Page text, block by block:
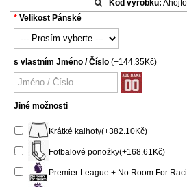
Kód výrobku:
Velikost Pánské
s vlastním Jméno / Číslo (+144.35Kč)
Jiné možnosti
Krátké kalhoty(+382.10Kč)
Fotbalové ponožky(+168.61Kč)
Premier League + No Room For